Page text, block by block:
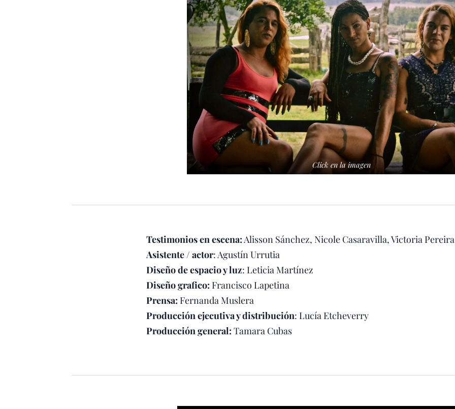
Click en la imagen
Testimonios en escena:Alisson Sánchez, Nicole Casaravilla, Victoria Pereira
Asistente / actor: Agustín Urrutia
Diseño de espacio y luz: Leticia Martínez
Diseño grafico: Francisco Lapetina
Prensa: Fernanda Muslera
Producción ejecutiva y distribución: Lucía Etcheverry
Producción general: Tamara Cubas